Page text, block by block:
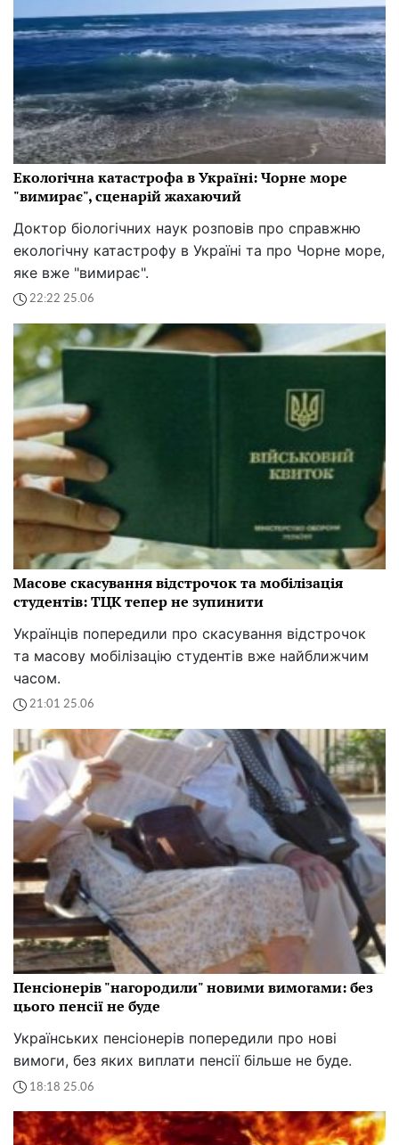
Екологічна катастрофа в Україні: Чорне море
"вимирає", сценарій жахаючий
Доктор біологічних наук розповів про справжню
екологічну катастрофу в Україні та про Чорне море,
яке вже "вимирає".
22:22 25.06
Масове скасування відстрочок та мобілізація
студентів: ТЦК тепер не зупинити
Українців попередили про скасування відстрочок
та масову мобілізацію студентів вже найближчим
часом.
21:01 25.06
Пенсіонерів "нагородили" новими вимогами: без
цього пенсії не буде
Українських пенсіонерів попередили про нові
вимоги, без яких виплати пенсії більше не буде.
18:18 25.06